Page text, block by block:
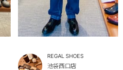
REGAL SHOES
池袋西口店